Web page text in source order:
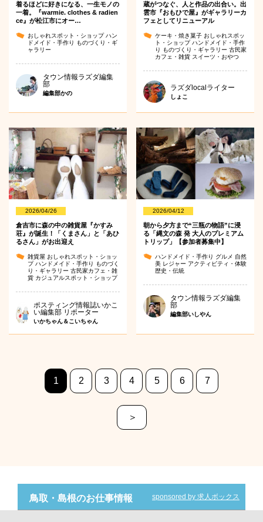
着るほどに好きになる、一生モノの
一着。『warmie. clothes & radien
ce』が松江市にオー…
おしゃれスポット・ショップハン
ドメイド・手作り
ものづくり・ギ
ャラリー
タウン情報ラズダ編集
部
編集部かの
蔵がつなぐ、人と作品の出合い。出
雲市『おもひで屋』がギャラリーカ
フェとしてリニューアル
ケーキ・焼き菓子 おしゃれスポッ
ト・ショップハンドメイド・手作
り
ものづくり・ギャラリー古民家
カフェ・雑貨 スイーツ・おやつ
ラズダlocalライター
しょこ
2026/04/26
倉吉市に森の中の雑貨屋『かすみ
荘』が誕生！「くまさん」と「あひ
るさん」がお出迎え
雑貨屋 おしゃれスポット・ショッ
プハンドメイド・手作り
ものづく
り・ギャラリー 古民家カフェ・雑
貨 カジュアルスポット・ショップ
ポスティング情報誌いかこ
い編集部 リポーター
いかちゃん＆こいちゃん
2026/04/12
朝から夕方まで“三瓶の物語”に浸
る「縄文の森 発 大人のプレミアム
トリップ」【参加者募集中】
ハンドメイド・手作り グルメ 自然
美 レジャー アクティビティ・体験
歴史・伝統
タウン情報ラズダ編集
部
編集部いしやん
1 2 3 4 5 6 7
＞
鳥取・島根のお仕事情報 sponsored by 求人ボックス